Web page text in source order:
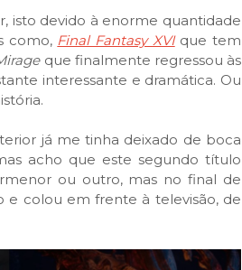
isto devido à enorme quantidade
como, Final Fantasy XVIque tem
que finalmente regressou às
interessante e dramática. Ou
já me tinha deixado de boca
acho que este segundo título
ou outro, mas no final de
e colou em frente à televisão, de